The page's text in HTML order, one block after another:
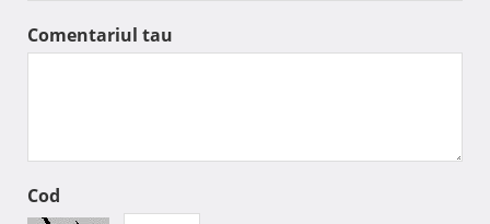
Comentariul tau
Cod